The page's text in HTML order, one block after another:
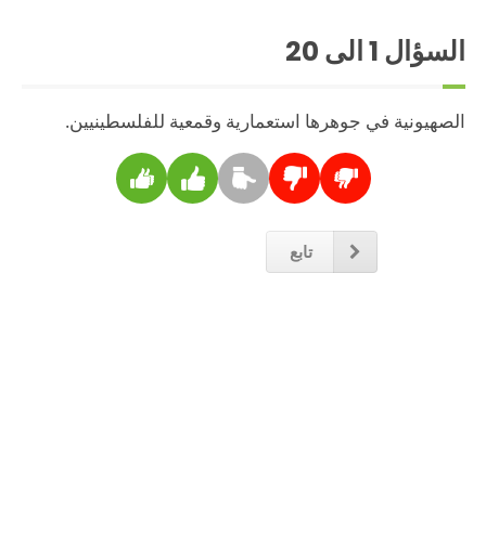
السؤال 1الى 20
الصهيونية في جوهرها استعمارية وقمعية للفلسطينيين.
تابع